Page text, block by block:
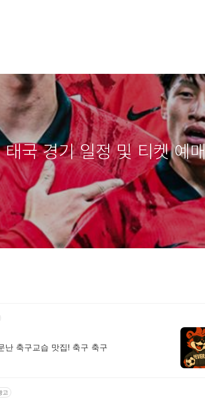
국 경기 일정 및 티켓 예
난 축구교습 맛집! 축구 축구
고